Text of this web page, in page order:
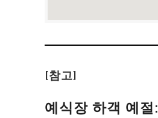
[참고]
예식장 하객 예절: